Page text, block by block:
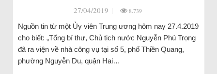
27/04/2019 | | 8.739
Nguồn tin từ một Ủy viên Trung ương hôm nay 27.4.2019
cho biết: „Tổng bí thư, Chủ tịch nước Nguyễn Phú Trọng
đã ra viện về nhà công vụ tại số 5, phố Thiền Quang,
phường Nguyễn Du, quận Hai…